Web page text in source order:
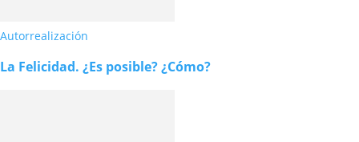
Autorrealización
La Felicidad. ¿Es posible? ¿Cómo?